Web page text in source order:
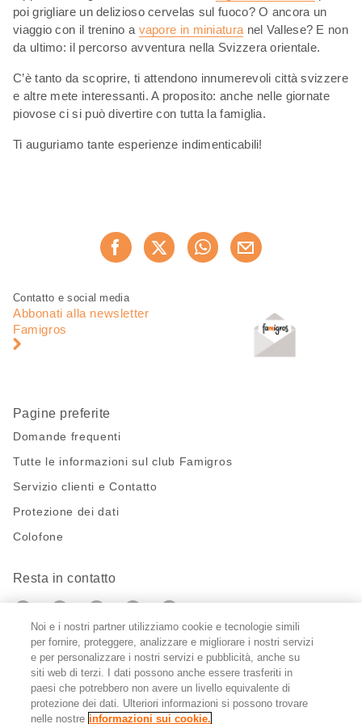
poi grigliare un delizioso cervelas sul fuoco? O ancora un
viaggio con il trenino a vapore in miniatura nel Vallese? E non
da ultimo: il percorso avventura nella Svizzera orientale.
C’è tanto da scoprire, ti attendono innumerevoli città svizzere
e altre mete interessanti. A proposito: anche nelle giornate
piovose ci si può divertire con tutta la famiglia.
Ti auguriamo tante esperienze indimenticabili!
Consiglia ora
Piè
pagina
Navigazione
pagina
Contatto e social media
Abbonati alla newsletter
Famigros
Pagine preferite
Domande frequenti
Tutte le informazioni sul club Famigros
Servizio clienti e Contatto
Protezione dei dati
Colofone
Resta in contatto
https://twitter.com/migros?
https://www.youtube.com/user/
PinterestInstagram
Impostazioni cookie
FR IT
Noi e i nostri partner utilizziamo cookie e tecnologie simili
per fornire, proteggere, analizzare e migliorare i nostri servizi
e per personalizzare i nostri servizi e pubblicità, anche su
siti web di terzi. I dati possono anche essere trasferiti in
paesi che potrebbero non avere un livello equivalente di
protezione dei dati. Ulteriori informazioni si possono trovare
nelle nostre informazioni sui cookie.